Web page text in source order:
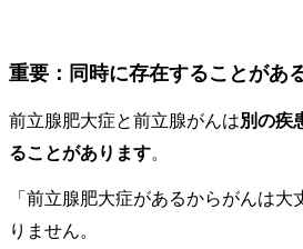
重要：同時に存在することがあ
前立腺肥大症と前立腺がんは別の疾
ることがあります。
「前立腺肥大症があるからがんは
りません。